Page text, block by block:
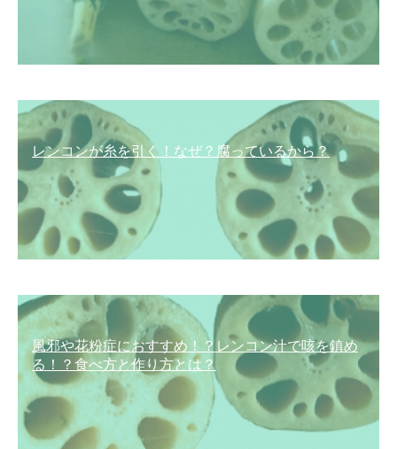
レンコンが糸を引く！なぜ？腐っているから？
風邪や花粉症におすすめ！？レンコン汁で咳を鎮め
る！？食べ方と作り方とは？